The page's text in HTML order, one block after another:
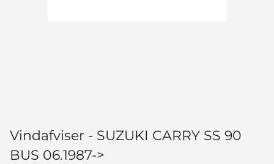
Vindafviser - SUZUKI CARRY SS 90
BUS 06.1987->